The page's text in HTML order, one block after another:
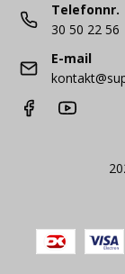
Telefonnr.
30 50 22 56
E-mail